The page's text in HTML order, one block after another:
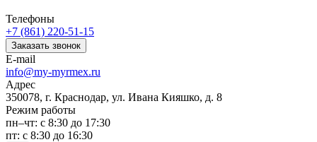
Телефоны
+7 (861) 220-51-15
Заказать звонок
E-mail
info@my-myrmex.ru
Адрес
350078, г. Краснодар, ул. Ивана Кияшко, д. 8
Режим работы
пн–чт: с 8:30 до 17:30
пт: с 8:30 до 16:30